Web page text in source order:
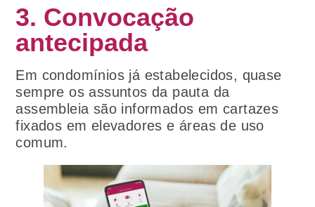
3. Convocação
antecipada
Em condomínios já estabelecidos, quase
sempre os assuntos da pauta da
assembleia são informados em cartazes
fixados em elevadores e áreas de uso
comum.